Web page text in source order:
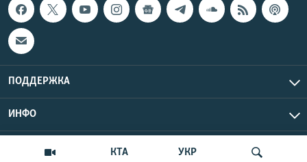
КТА УКР
ПОДДЕРЖКА
ИНФО
Copyright Крым.Реалии, 2026 | Все права защищены.
UTC+3